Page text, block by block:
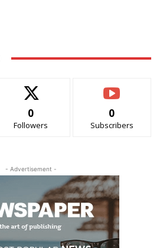
0
Followers
0
Subscribers
- Advertisement -